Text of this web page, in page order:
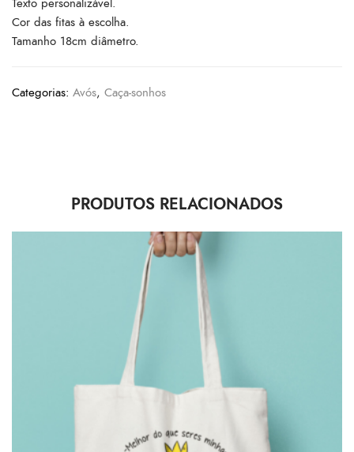
Texto personalizável.
Cor das fitas à escolha.
Tamanho 18cm diâmetro.
Categorias: Avós, Caça-sonhos
PRODUTOS RELACIONADOS